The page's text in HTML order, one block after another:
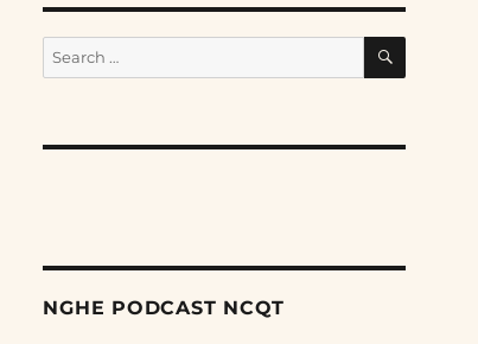
Search
for:
SEARCH
NGHE PODCAST NCQT